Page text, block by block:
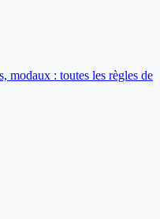
modaux : toutes les règles de